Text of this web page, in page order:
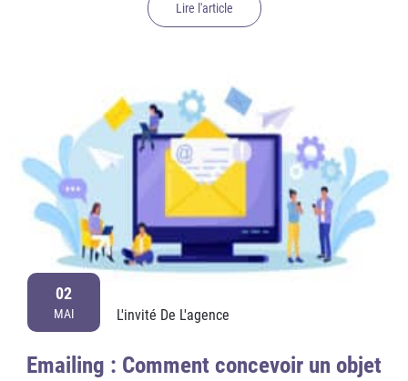
Lire l'article
02
MAI L'invité De L'agence
Emailing : Comment concevoir un objet